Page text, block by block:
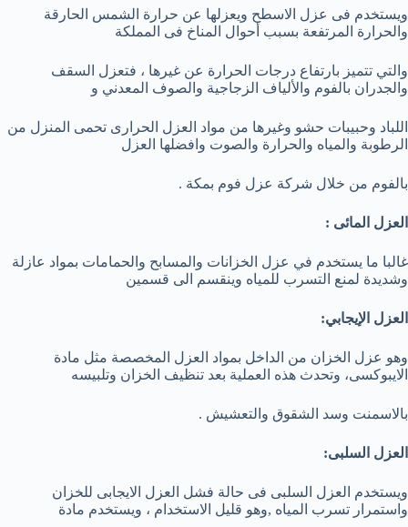
ويستخدم فى عزل الاسطح ويعزلها عن حرارة الشمس الحارقة
والحرارة المرتفعة بسبب أحوال المناخ فى المملكة
والتي تتميز بارتفاع درجات الحرارة عن غيرها ، فتعزل السقف
والجدران بالفوم والألياف الزجاجية والصوف المعدني و
اللباد وحبيبات حشو وغيرها من مواد العزل الحرارى تحمى المنزل من
الرطوبة والمياه والحرارة والصوت وافضلها العزل
بالفوم من خلال شركة عزل فوم بمكة .
العزل المائى :
غالبا ما يستخدم في عزل الخزانات والمسابح والحمامات بمواد عازلة
وشديدة لمنع التسرب للمياه وينقسم الى قسمين
العزل الإيجابي:
وهو عزل الخزان من الداخل بمواد العزل المخصصة مثل مادة
الايبوكسى، وتحدث هذه العملية بعد تنظيف الخزان وتلبيسه
بالاسمنت وسد الشقوق والتعشيش .
العزل السلبى:
ويستخدم العزل السلبى فى حالة فشل العزل الايجابى للخزان
واستمرار تسرب المياه ,وهو قليل الاستخدام ، ويستخدم مادة